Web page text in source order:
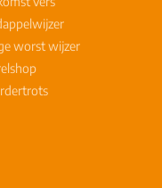
worst wijzer